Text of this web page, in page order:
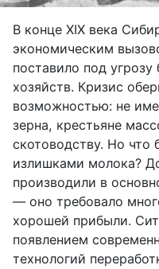
В конце XIX века
экономическим
поставило под
хозяйств. Кризис
возможностью: не
зерна, крестьяне
скотоводству. Но что
излишками молока?
производили в
— оно требовало
хорошей прибыли.
появлением
технологий